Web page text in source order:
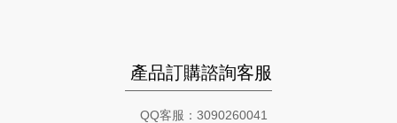
產品訂購諮詢客服
QQ客服：3090260041